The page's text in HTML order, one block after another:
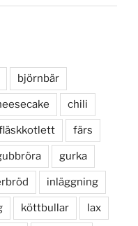
björnbär
chili
färs
gurka
inläggning
köttbullar lax